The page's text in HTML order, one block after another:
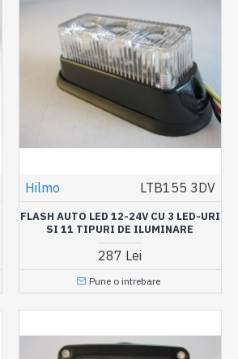
Hilmo LTB155 3DV
FLASH AUTO LED 12-24V CU 3 LED-URI
SI 11 TIPURI DE ILUMINARE
287 Lei
Pune o intrebare